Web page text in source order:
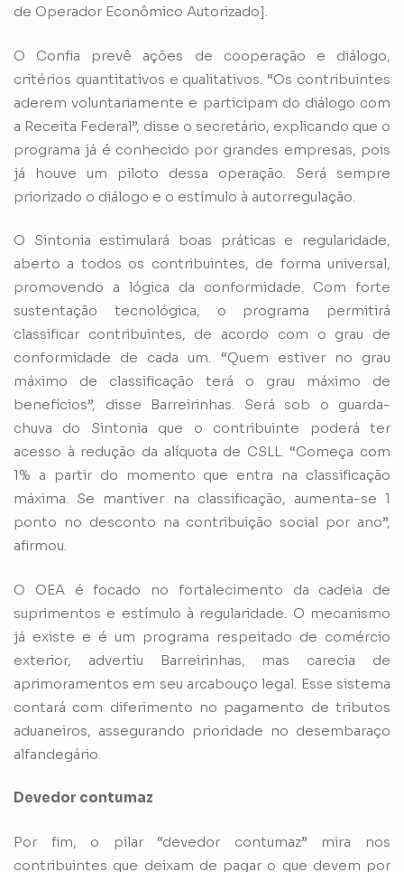
de Operador Econômico Autorizado].
O Confia prevê ações de cooperação e diálogo,
critérios quantitativos e qualitativos. “Os contribuintes
aderem voluntariamente e participam do diálogo com
a Receita Federal”, disse o secretário, explicando que o
programa já é conhecido por grandes empresas, pois
já houve um piloto dessa operação. Será sempre
priorizado o diálogo e o estímulo à autorregulação.
O Sintonia estimulará boas práticas e regularidade,
aberto a todos os contribuintes, de forma universal,
promovendo a lógica da conformidade. Com forte
sustentação tecnológica, o programa permitirá
classificar contribuintes, de acordo com o grau de
conformidade de cada um. “Quem estiver no grau
máximo de classificação terá o grau máximo de
benefícios”, disse Barreirinhas. Será sob o guarda-
chuva do Sintonia que o contribuinte poderá ter
acesso à redução da alíquota de CSLL. “Começa com
1% a partir do momento que entra na classificação
máxima. Se mantiver na classificação, aumenta-se 1
ponto no desconto na contribuição social por ano”,
afirmou.
O OEA é focado no fortalecimento da cadeia de
suprimentos e estímulo à regularidade. O mecanismo
já existe e é um programa respeitado de comércio
exterior, advertiu Barreirinhas, mas carecia de
aprimoramentos em seu arcabouço legal. Esse sistema
contará com diferimento no pagamento de tributos
aduaneiros, assegurando prioridade no desembaraço
alfandegário.
Devedor contumaz
Por fim, o pilar “devedor contumaz” mira nos
contribuintes que deixam de pagar o que devem por